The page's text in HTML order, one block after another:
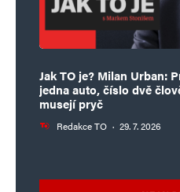
Jak TO je? Milan Urban:
jedna auto, číslo dvě
musejí pryč
Redakce TO · 29. 7. 2026